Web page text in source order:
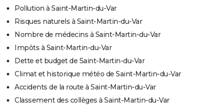
Pollution à Saint-Martin-du-Var
Risques naturels à Saint-Martin-du-Var
Nombre de médecins à Saint-Martin-du-Var
Impôts à Saint-Martin-du-Var
Dette et budget de Saint-Martin-du-Var
Climat et historique météo de Saint-Martin-du-Var
Accidents de la route à Saint-Martin-du-Var
Classement des collèges à Saint-Martin-du-Var